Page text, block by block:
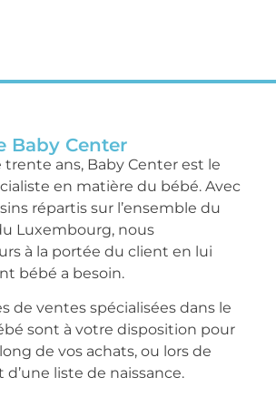
Baby Center
trente ans, Baby Center est le
en matière du bébé. Avec
répartis sur l’ensemble du
Luxembourg, nous
à la portée du client en lui
bébé a besoin.
de ventes spécialisées dans le
sont à votre disposition pour
de vos achats, ou lors de
d’une liste de naissance.